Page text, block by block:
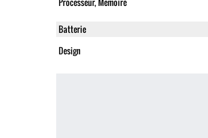
Batterie
Design